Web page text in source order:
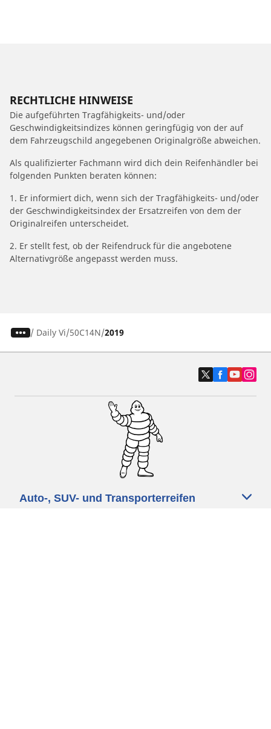
RECHTLICHE HINWEISE
Die aufgeführten Tragfähigkeits- und/oder
Geschwindigkeitsindizes können geringfügig von der auf
dem Fahrzeugschild angegebenen Originalgröße abweichen.
Als qualifizierter Fachmann wird dich dein Reifenhändler bei
folgenden Punkten beraten können:
1. Er informiert dich, wenn sich der Tragfähigkeits- und/oder
der Geschwindigkeitsindex der Ersatzreifen von dem der
Originalreifen unterscheidet.
2. Er stellt fest, ob der Reifendruck für die angebotene
Alternativgröße angepasst werden muss.
/ Daily Vi 50C14N 2019
Auto-, SUV- und Transporterreifen